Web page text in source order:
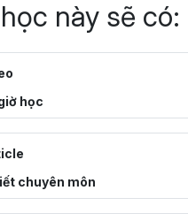
này sẽ có:
học
chuyên môn